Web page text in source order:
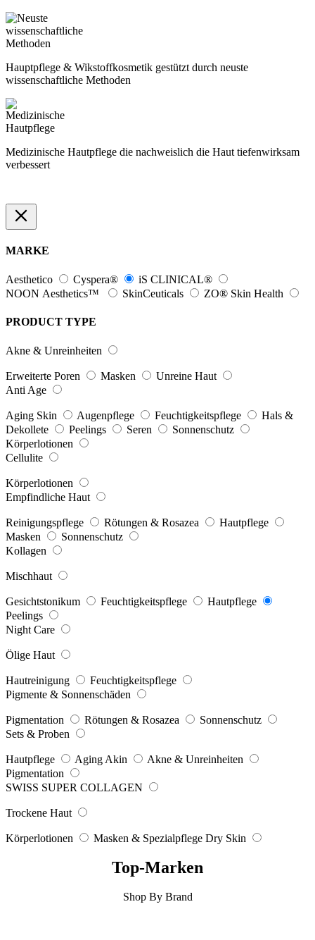
Hauptpflege & Wikstoffkosmetik gestützt durch neuste
wissenschaftliche Methoden
Medizinische Hautpflege die nachweislich die Haut tiefenwirksam
verbessert
MARKE
Aesthetico Cyspera®
iS CLINICAL®
NOON Aesthetics™
SkinCeuticals ZO® Skin Health
PRODUCT TYPE
Akne & Unreinheiten
Erweiterte Poren Masken
Unreine Haut
Anti Age
Aging Skin Augenpflege Feuchtigkeitspflege
Hals &
Dekollete
Peelings Seren
Sonnenschutz
Körperlotionen
Cellulite
Körperlotionen
Empfindliche Haut
Reinigungspflege Rötungen & Rosazea
Hautpflege
Masken
Sonnenschutz
Kollagen
Mischhaut
Gesichtstonikum Feuchtigkeitspflege
Hautpflege
Peelings
Night Care
Ölige Haut
Hautreinigung
Feuchtigkeitspflege
Pigmente & Sonnenschäden
Pigmentation Rötungen & Rosazea
Sonnenschutz
Sets & Proben
Hautpflege Aging Akin
Akne & Unreinheiten
Pigmentation
SWISS SUPER COLLAGEN
Trockene Haut
Körperlotionen Masken & Spezialpflege Dry Skin
Top-Marken
Shop By Brand